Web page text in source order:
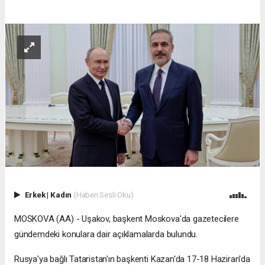
Erkek| Kadın (Haberi Sesli Oku)
MOSKOVA (AA) - Uşakov, başkent Moskova'da gazetecilere
gündemdeki konulara dair açıklamalarda bulundu.
Rusya'ya bağlı Tataristan'ın başkenti Kazan'da 17-18 Haziran'da